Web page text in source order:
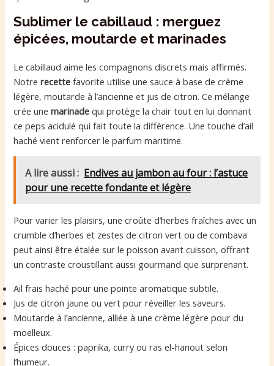
Sublimer le cabillaud : merguez
épicées, moutarde et marinades
Le cabillaud aime les compagnons discrets mais affirmés.
Notrerecette favorite utilise une sauce à base de crème
légère, moutarde à l’ancienne et jus de citron. Ce mélange
crée unemarinade qui protège la chair tout en lui donnant
ce peps acidulé qui fait toute la différence. Une touche d’ail
haché vient renforcer le parfum maritime.
A lire aussi : Endives au jambon au four : l’astuce
pour une recette fondante et légère
Pour varier les plaisirs, une croûte d’herbes fraîches avec un
crumble d’herbes et zestes de citron vert ou de combava
peut ainsi être étalée sur le poisson avant cuisson, offrant
un contraste croustillant aussi gourmand que surprenant.
Ail frais haché pour une pointe aromatique subtile.
Jus de citron jaune ou vert pour réveiller les saveurs.
Moutarde à l’ancienne, alliée à une crème légère pour du
moelleux.
Épices douces : paprika, curry ou ras el-hanout selon
l’humeur.